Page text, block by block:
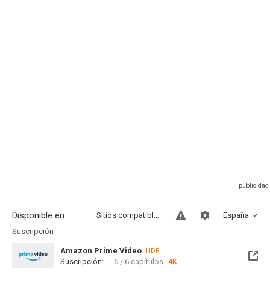
Disponible en... España
Sitios compatibles
Suscripción
Amazon Prime Video HDR
Suscripción: 6 / 6 capítulos 4K